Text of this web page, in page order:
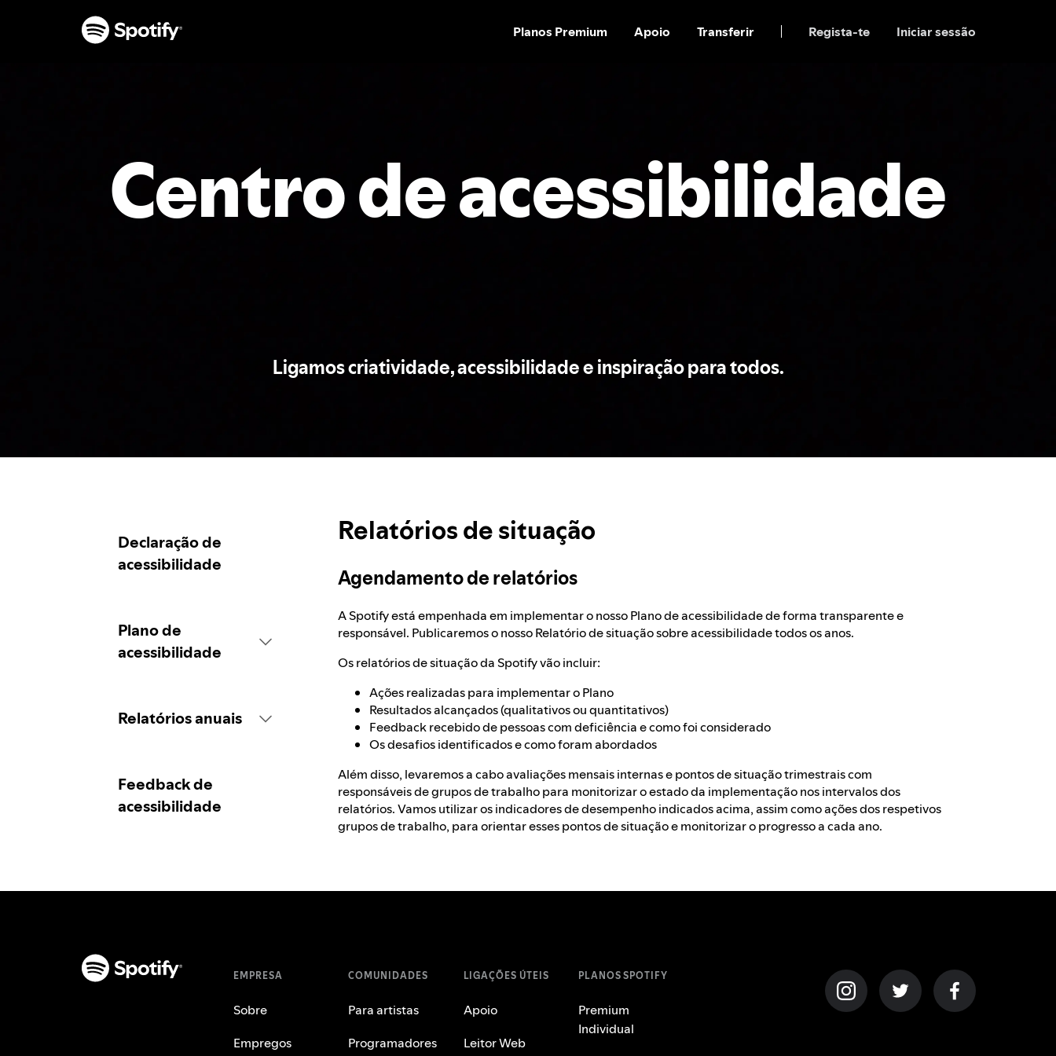
AVANÇAR
Planos Premium Apoio Transferir Regista-te Iniciar sessão
Centro de acessibilidade
Ligamos criatividade, acessibilidade e inspiração para todos.
Declaração de
acessibilidade
Plano de
acessibilidade
compromisso
O plano da Spotify
feedback
Relatórios anuais
Feedback de
acessibilidade
Relatórios de situação
Agendamento de relatórios
A Spotify está empenhada em implementar o nosso Plano de acessibilidade de forma transparente e
responsável. Publicaremos o nosso Relatório de situação sobre acessibilidade todos os anos.
Os relatórios de situação da Spotify vão incluir:
Ações realizadas para implementar o Plano
Resultados alcançados (qualitativos ou quantitativos)
Feedback recebido de pessoas com deficiência e como foi considerado
Os desafios identificados e como foram abordados
Além disso, levaremos a cabo avaliações mensais internas e pontos de situação trimestrais com
responsáveis de grupos de trabalho para monitorizar o estado da implementação nos intervalos dos
relatórios. Vamos utilizar os indicadores de desempenho indicados acima, assim como ações dos respetivos
grupos de trabalho, para orientar esses pontos de situação e monitorizar o progresso a cada ano.
EMPRESA
Sobre
Empregos
COMUNIDADES
Para artistas
Programadores
LIGAÇÕES ÚTEIS
Apoio
Leitor Web
PLANOS SPOTIFY
Premium
Individual